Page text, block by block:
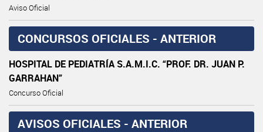
Aviso Oficial
CONCURSOS OFICIALES - ANTERIOR
HOSPITAL DE PEDIATRÍA S.A.M.I.C. “PROF. DR. JUAN P.
GARRAHAN”
Concurso Oficial
AVISOS OFICIALES - ANTERIOR